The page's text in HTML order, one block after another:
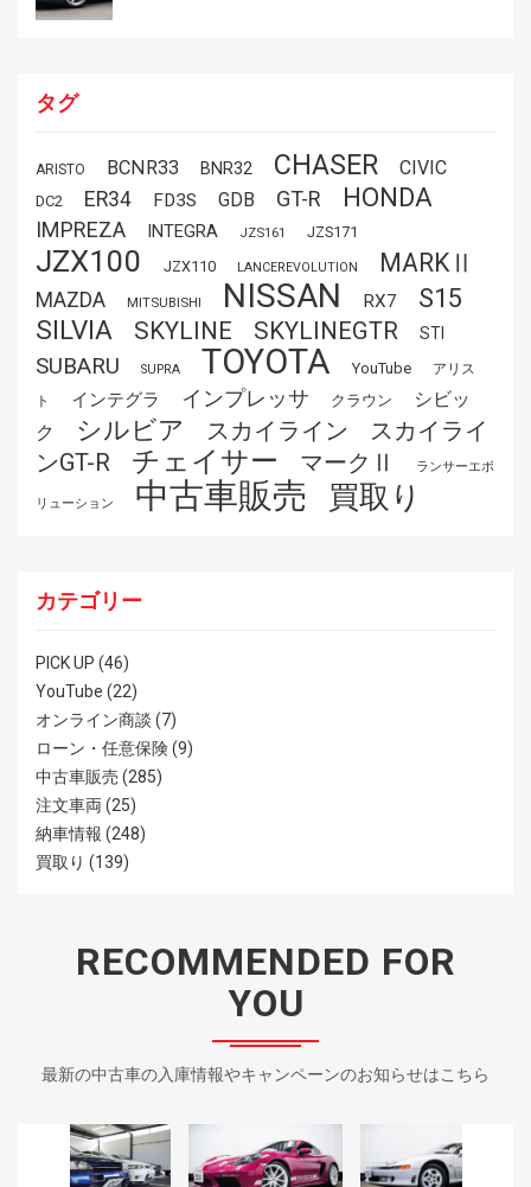
タグ
ARISTO BCNR33 BNR32 CHASER CIVIC
DC2 ER34 FD3S GDB GT-R HONDA
IMPREZA INTEGRA JZS161 JZS171
JZX100 JZX110 LANCEREVOLUTION MARKⅡ
MAZDA MITSUBISHI NISSAN RX7 S15
SILVIA SKYLINE SKYLINEGTR STI
SUBARU SUPRA TOYOTA YouTube
アリス
ト
インテグラ インプレッサ クラウン
シビッ
ク
シルビア スカイライン
スカイライ
ンGT-R
チェイサー マークⅡ ランサーエボ
リューション 中古車販売 買取り
カテゴリー
PICK UP (46)
YouTube (22)
オンライン商談 (7)
ローン・任意保険(9)
中古車販売 (285)
注文車両 (25)
納車情報 (248)
買取り (139)
RECOMMENDED FOR
YOU
最新の中古車の入庫情報やキャンペーンのお知らせはこちら